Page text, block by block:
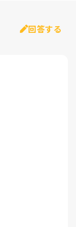
回答する